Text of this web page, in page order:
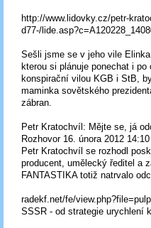
http://www.lidovky.cz/petr-
d77-/
Sešli jsme se v jeho vile
kterou si plánuje ponechat i
konspirační vilou KGB i StB,
maminka sovětského
zábran.
Petr Kratochvíl: Mějte se, já
Rozhovor 16. února 2012 14:10
Petr Kratochvíl se rozhodl
producent, umělecký ředitel a
FANTASTIKA totiž natrvalo
radekf.net/fe/
SSSR - od strategie urychlení